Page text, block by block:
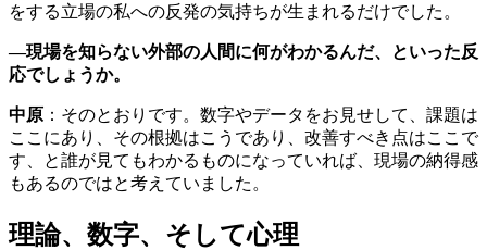
をする立場の私への反発の気持ちが生まれるだけでした。
―現場を知らない外部の人間に何がわかるんだ、といった反
応でしょうか。
中原 ：そのとおりです。数字やデータをお見せして、課題は
ここにあり、その根拠はこうであり、改善すべき点はここで
す、と誰が見てもわかるものになっていれば、現場の納得感
もあるのではと考えていました。
理論、数字、そして心理